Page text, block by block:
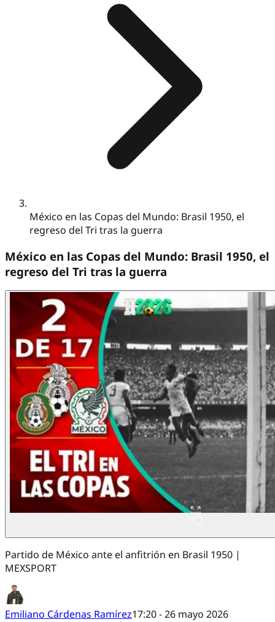
México en las Copas del Mundo: Brasil 1950, el
regreso del Tri tras la guerra
México en las Copas del Mundo: Brasil 1950, el
regreso del Tri tras la guerra
Partido de México ante el anfitrión en Brasil 1950 |
MEXSPORT
Emiliano Cárdenas Ramírez17:20 - 26 mayo 2026